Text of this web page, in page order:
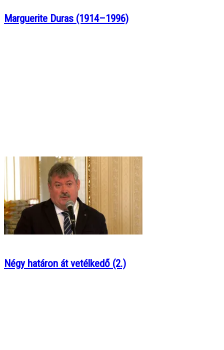
Marguerite Duras (1914–1996)
Négy határon át vetélkedő (2.)